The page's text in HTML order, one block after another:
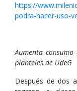
https://
podra-hacer-uso-
Aumenta
planteles de UdeG
Después de dos